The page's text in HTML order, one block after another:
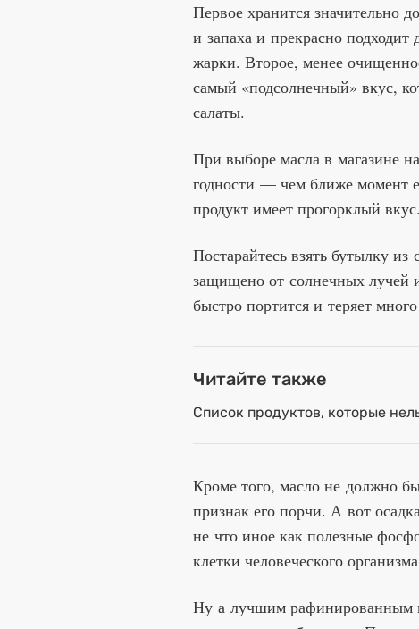
Первое хранится значительно
и запаха и прекрасно
жарки. Второе, менее
самый «подсолнечный» вкус,
салаты.
При выборе масла в магазине
годности — чем ближе момент
продукт имеет прогорклый вкус.
Постарайтесь взять бутылку
защищено от солнечных лучей
быстро портится и теряет
Читайте также
Список продуктов, которые
Кроме того, масло не должно
признак его порчи. А вот
не что иное как полезные
клетки человеческого
Ну а лучшим рафинированным